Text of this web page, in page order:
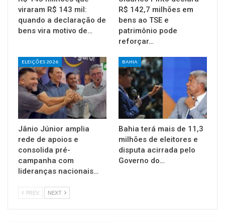
viraram R$ 143 mil:
quando a declaração de
bens vira motivo de…
R$ 142,7 milhões em
bens ao TSE e
patrimônio pode
reforçar…
ELEIÇÕES 2026
Jânio Júnior amplia
rede de apoios e
consolida pré-
campanha com
lideranças nacionais…
BAHIA
Bahia terá mais de 11,3
milhões de eleitores e
disputa acirrada pelo
Governo do…
PREV NEXT